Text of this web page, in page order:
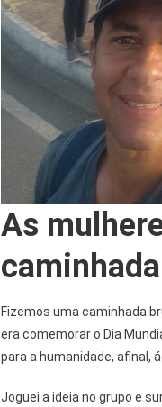
As
caminhada
Fizemos uma caminhada
era comemorar o Dia
para a humanidade, afinal,
Joguei a ideia no grupo e